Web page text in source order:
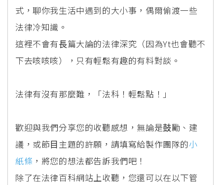
式，聊你我⽣活中遇到的⼤⼩事，偶爾偷渡⼀些
法律冷知識。
這裡不會有⻑篇⼤論的法律深究（因為Yt也會聽不
下去咳咳咳），只有輕鬆有趣的有料對談。
法律有沒有那麼難，「法科！輕鬆點！」
歡迎與我們分享您的收聽感想，無論是⿎勵、建
議，或節⽬主題的許願，請填寫給製作團隊的⼩
紙條 ，將您的想法都告訴我們吧！
除了在法律百科網站上收聽，您還可以在以下管